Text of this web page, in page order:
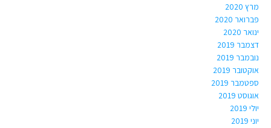
מרץ 2020
פברואר 2020
ינואר 2020
דצמבר 2019
נובמבר 2019
אוקטובר 2019
ספטמבר 2019
אוגוסט 2019
יולי 2019
יוני 2019